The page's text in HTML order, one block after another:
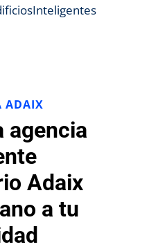
ADAIX
agencia
Adaix
a tu